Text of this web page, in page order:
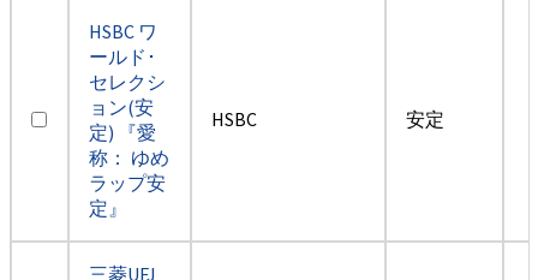
HSBC ワ
ールド･
セレクシ
ョン(安
定) 『愛
称： ゆめ
ラップ安
定』
HSBC 安定
三菱UFJ